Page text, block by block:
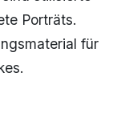
Porträts.
für